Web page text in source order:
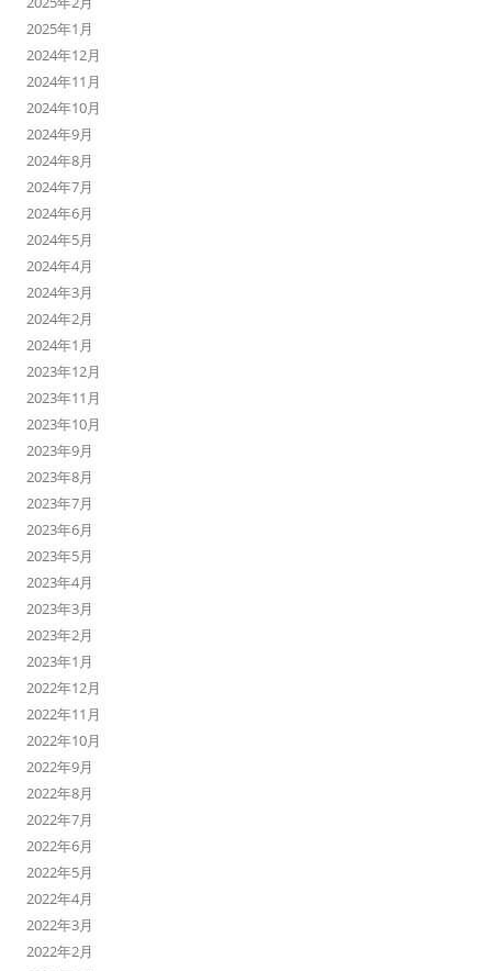
2025年1月
2024年12月
2024年11月
2024年10月
2024年9月
2024年8月
2024年7月
2024年6月
2024年5月
2024年4月
2024年3月
2024年2月
2024年1月
2023年12月
2023年11月
2023年10月
2023年9月
2023年8月
2023年7月
2023年6月
2023年5月
2023年4月
2023年3月
2023年2月
2023年1月
2022年12月
2022年11月
2022年10月
2022年9月
2022年8月
2022年7月
2022年6月
2022年5月
2022年4月
2022年3月
2022年2月